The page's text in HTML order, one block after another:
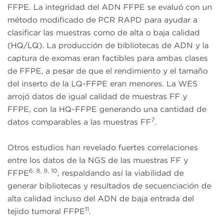
FFPE. La integridad del ADN FFPE se evaluó con un
método modificado de PCR RAPD para ayudar a
clasificar las muestras como de alta o baja calidad
(HQ/LQ). La producción de bibliotecas de ADN y la
captura de exomas eran factibles para ambas clases
de FFPE, a pesar de que el rendimiento y el tamaño
del inserto de la LQ-FFPE eran menores. La WES
arrojó datos de igual calidad de muestras FF y
FFPE, con la HQ-FFPE generando una cantidad de
datos comparables a las muestras FF7.
Otros estudios han revelado fuertes correlaciones
entre los datos de la NGS de las muestras FF y
FFPE6, 8, 9, 10, respaldando así la viabilidad de
generar bibliotecas y resultados de secuenciación de
alta calidad incluso del ADN de baja entrada del
tejido tumoral FFPE11.